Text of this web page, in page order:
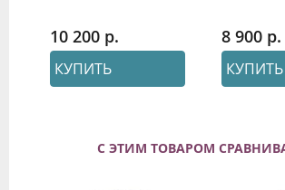
10 200
КУПИТЬ
8 900
КУПИТЬ
С ЭТИМ ТОВАРОМ